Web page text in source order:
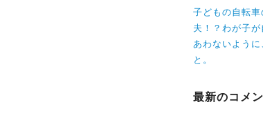
子どもの自転
夫！？わが子
あわないように
と。
最新のコメ